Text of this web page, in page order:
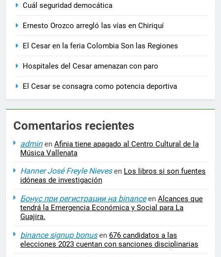
Cuál seguridad democática
Ernesto Orozco arregló las vías en Chiriquí
El Cesar en la feria Colombia Son las Regiones
Hospitales del Cesar amenazan con paro
El Cesar se consagra como potencia deportiva
Comentarios recientes
adminen Afinia tiene apagado al Centro Cultural de la
Música Vallenata
Hanner José Freyle Nievesen Los libros si son fuentes
idóneas de investigación
Бонус при регистрации на binanceen Alcances que
tendrá la Emergencia Económica y Social para La
Guajira.
binance signup bonusen 676 candidatos a las
elecciones 2023 cuentan con sanciones disciplinarias